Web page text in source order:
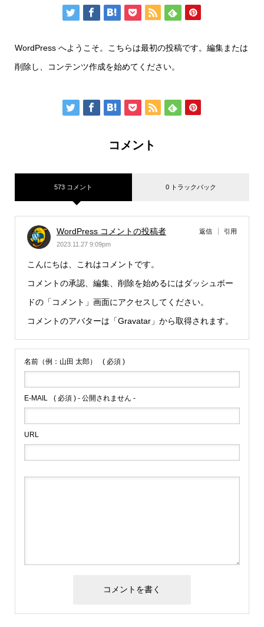
WordPress へようこそ。こちらは最初の投稿です。編集または
削除し、コンテンツ作成を始めてください。
コメント
573 コメント 0 トラックバック
WordPress コメントの投稿者
2023.11.27 9:09pm
返信 引用
こんにちは、これはコメントです。
コメントの承認、編集、削除を始めるにはダッシュボー
ドの「コメント」画面にアクセスしてください。
コメントのアバターは「Gravatar 」から取得されます。
名前（例：山田 太郎） ( 必須 )
E-MAIL ( 必須 ) - 公開されません -
URL